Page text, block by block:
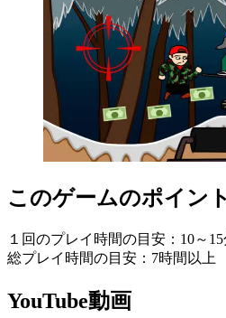
このゲームのポイント
１回のプレイ時間の目安：10～15
総プレイ時間の目安：7時間以上
YouTube動画